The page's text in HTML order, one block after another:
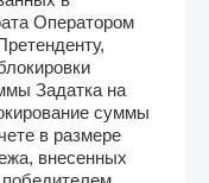
Оператором
Задатка на
суммы
в размере
внесенных